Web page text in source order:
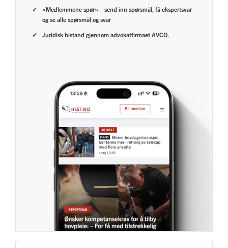
«Medlemmene spør» – send inn spørsmål, få ekspertsvar
og se alle spørsmål og svar
Juridisk bistand gjennom advokatfirmaet AVCO.